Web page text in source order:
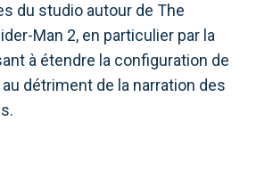
du studio autour de The
Man 2, en particulier par la
à étendre la configuration de
détriment de la narration des